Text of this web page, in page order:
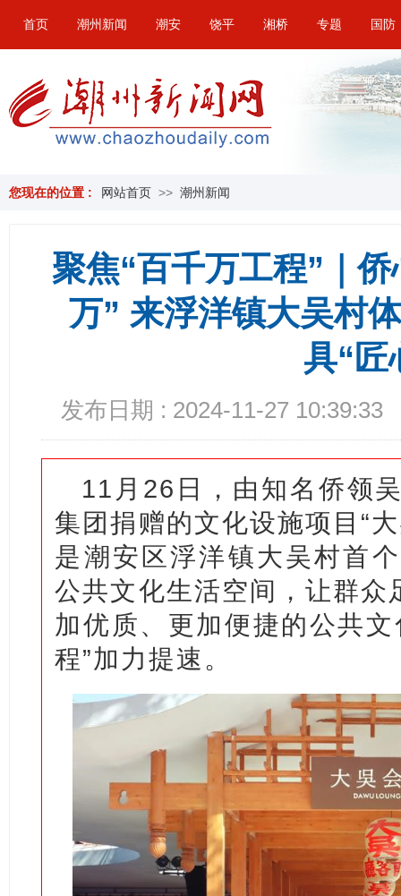
首页 潮州新闻 潮安 饶平 湘桥 专题 国防
您现在的位置 : 网站首页 >> 潮州新闻
聚焦“百千万工程”｜
万” 来浮洋镇大吴村
具“匠
发布日期 : 2024-11-27 10:39:33
11月26日，由知名侨领
集团捐赠的文化设施项目“
是潮安区浮洋镇大吴村首
公共文化生活空间，让群众
加优质、更加便捷的公共
程”加力提速。